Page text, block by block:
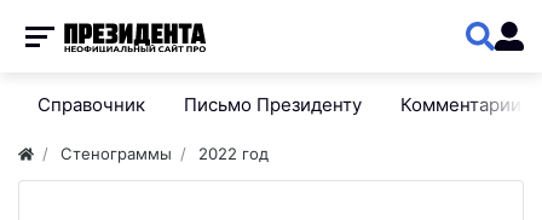
Справочник Письмо Президенту Комментарии
Стенограммы 2022 год